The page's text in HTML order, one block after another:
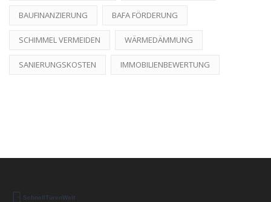
BAUFINANZIERUNG BAFA FÖRDERUNG
SCHIMMEL VERMEIDEN WÄRMEDÄMMUNG
SANIERUNGSKOSTEN IMMOBILIENBEWERTUNG